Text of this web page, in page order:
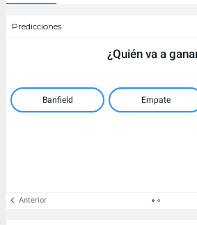
Predicciones
¿Quién va a
Banfield Empate
Anterior